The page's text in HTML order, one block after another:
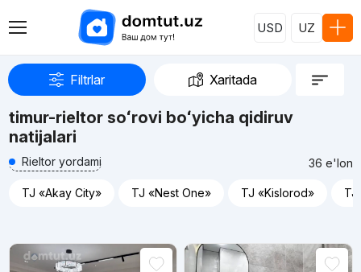
USD UZ
Filtrlar Xaritada
timur-rieltor soʻrovi boʻyicha qidiruv
natijalari
36 e'lon
Rieltor yordami
TJ «Akay City» TJ «Nest One» TJ «Kislorod» TJ